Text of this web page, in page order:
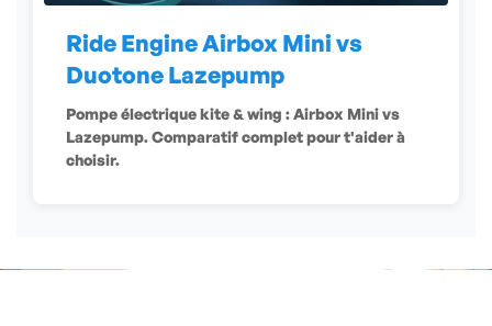
Ride Engine Airbox Mini vs
Duotone Lazepump
Pompe électrique kite & wing : Airbox Mini vs
Lazepump. Comparatif complet pour t'aider à
choisir.